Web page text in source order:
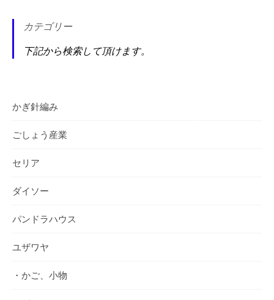
カテゴリー
下記から検索して頂けます。
かぎ針編み
ごしょう産業
セリア
ダイソー
パンドラハウス
ユザワヤ
・かご、小物